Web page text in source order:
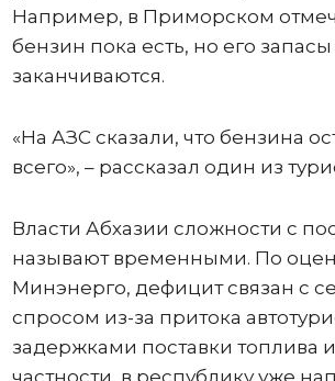
Например, в Приморском
бензин пока есть, но его
заканчиваются.
«На АЗС сказали, что бензина
всего», – рассказал один из
Власти Абхазии сложности с
называют временными. По
Минэнерго, дефицит связан с
спросом из-за притока
задержками поставки топлива